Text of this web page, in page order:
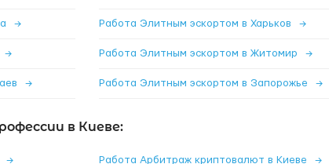
→ Работа Элитным эскортом в Харьков →
→ Работа Элитным эскортом в Житомир →
→ Работа Элитным эскортом в Запорожье →
в Киеве:
→ Работа Арбитраж криптовалют в Киеве →